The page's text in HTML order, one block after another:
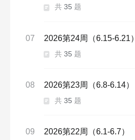
共 35 题
07 2026第24周（6.15-6.21）
共 35 题
08 2026第23周（6.8-6.14）
共 35 题
09 2026第22周（6.1-6.7）